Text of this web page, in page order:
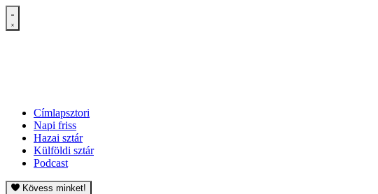
Címlapsztori
Napi friss
Hazai sztár
Külföldi sztár
Podcast
Kövess minket!